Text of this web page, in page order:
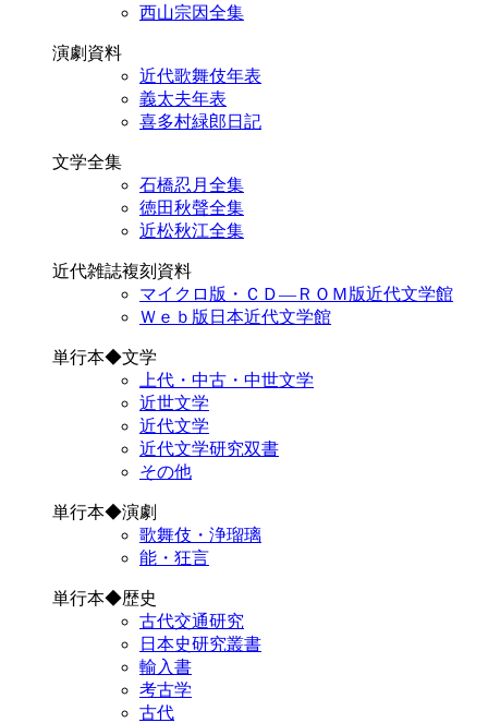
西山宗因全集
演劇資料
近代歌舞伎年表
義太夫年表
喜多村緑郎日記
文学全集
石橋忍月全集
徳田秋聲全集
近松秋江全集
近代雑誌複刻資料
マイクロ版・ＣＤ―ＲＯＭ版近代文学館
Ｗｅｂ版日本近代文学館
単行本◆文学
上代・中古・中世文学
近世文学
近代文学
近代文学研究双書
その他
単行本◆演劇
歌舞伎・浄瑠璃
能・狂言
単行本◆歴史
古代交通研究
日本史研究叢書
輸入書
考古学
古代